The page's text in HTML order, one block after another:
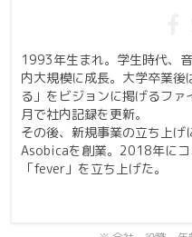
1993年生まれ。学生時代、
内大規模に成長。大学卒業
る」をビジョンに掲げるフ
月で社内記録を更新。
その後、新規事業の立ち上
Asobicaを創業。2018年に
「fever」を立ち上げた。